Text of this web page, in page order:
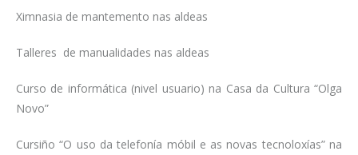
Ximnasia de mantemento nas aldeas
Talleres de manualidades nas aldeas
Curso de informática (nivel usuario) na Casa da Cultura “Olga
Novo”
Cursiño “O uso da telefonía móbil e as novas tecnoloxías” na